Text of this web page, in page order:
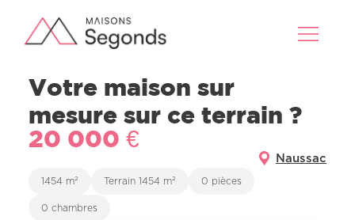
Votre maison sur
mesure sur ce terrain ?
20 000 €
1454 m² Terrain 1454 m² 0 pièces
0 chambres
Naussac